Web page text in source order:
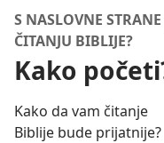
S NASLOVNE
ČITANJU BIBLIJE?
Kako
Kako da vam čitanje
Biblije bude prijatnije?